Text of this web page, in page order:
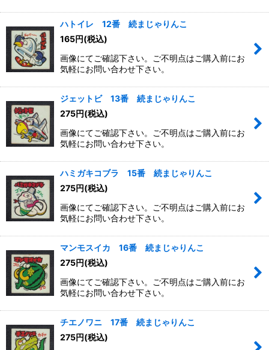
ハトイレ 12番 続まじゃりんこ
165円(税込)
画像にてご確認下さい。ご不明点はご購入前にお
気軽にお問い合わせ下さい。
ジェットビ 13番 続まじゃりんこ
275円(税込)
画像にてご確認下さい。ご不明点はご購入前にお
気軽にお問い合わせ下さい。
ハミガキコブラ 15番 続まじゃりんこ
275円(税込)
画像にてご確認下さい。ご不明点はご購入前にお
気軽にお問い合わせ下さい。
マンモスイカ 16番 続まじゃりんこ
275円(税込)
画像にてご確認下さい。ご不明点はご購入前にお
気軽にお問い合わせ下さい。
チエノワニ 17番 続まじゃりんこ
275円(税込)